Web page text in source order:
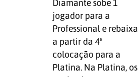
Diamante sobe 1
jogador para a
Professional e rebaixa
a partir da 4ª
colocação para a
Platina. Na Platina, os